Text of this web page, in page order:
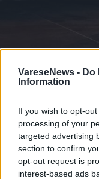
VareseNews - Do
Information
If you wish to opt-
processing of your
targeted advertising
section to confirm
opt-out request is
interest-based ads
meraviglia
Leggi l'articolo:
Henry Camus e la
disordine creativo